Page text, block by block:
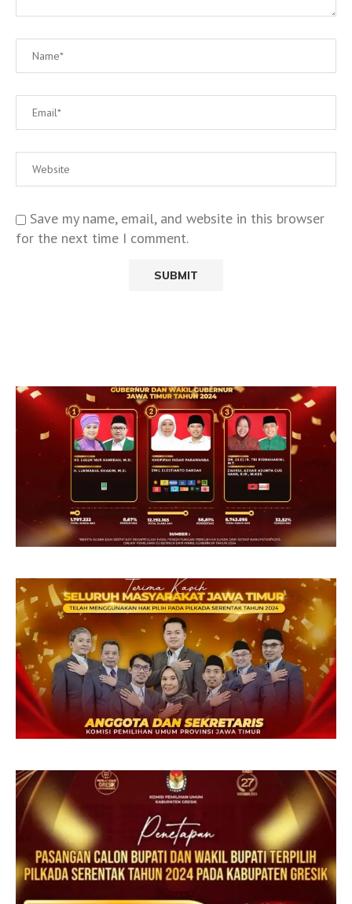
Save my name, email, and website in this browser
for the next time I comment.